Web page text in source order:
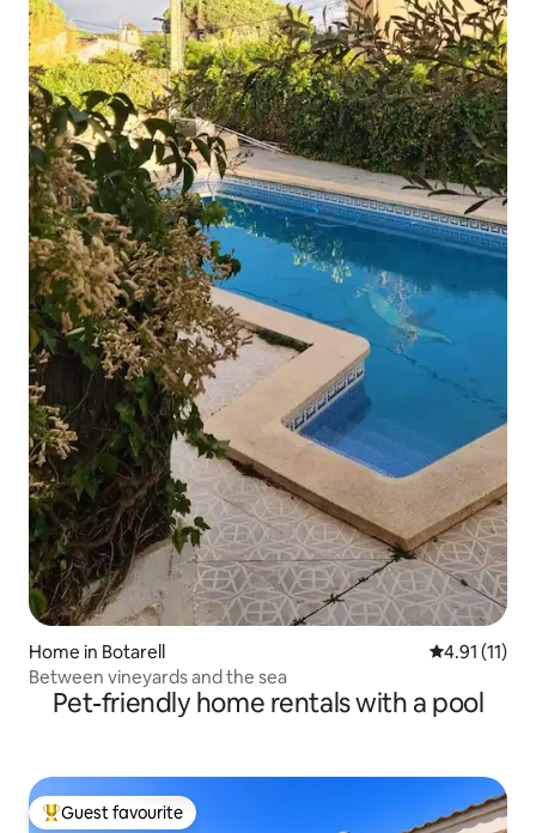
Home in Botarell 4.91 out of 5
4.91 (11)
Between vineyards and the sea
Pet-friendly home rentals with a pool
Top guest favourite
Guest favourite